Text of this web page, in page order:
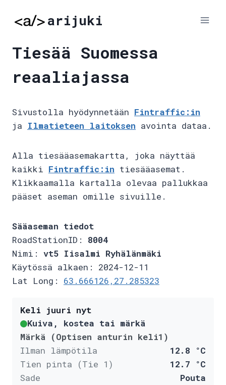
arijuki
Tiesää Suomessa
reaaliajassa
Sivustolla hyödynnetään Fintraffic:in
ja Ilmatieteen laitoksen avointa dataa.
Alla tiesääasemakartta, joka näyttää
kaikki Fintraffic:in tiesääasemat.
Klikkaamalla kartalla olevaa pallukkaa
pääset aseman omille sivuille.
Sääaseman tiedot
RoadStationID: 8004
Nimi: vt5 Iisalmi Ryhälänmäki
Käytössä alkaen: 2024-12-11
Lat Long: 63.666126,27.285323
Keli juuri nyt
Kuiva, kostea tai märkä
Märkä (Optisen anturin keli1)
Ilman lämpötila
12.8 °C
Tien pinta (Tie 1)
12.7 °C
Sade
Pouta